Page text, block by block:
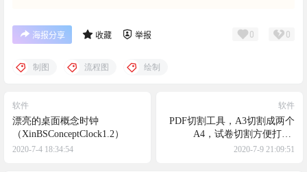
海报分享 收藏 举报 0 0
制图 流程图 绘制
软件
漂亮的桌面概念时钟
（XinBSConceptClock1.2）
2020-7-4 18:34:54
软件
PDF切割工具，A3切割成两个
A4，试卷切割方便打印-
APDFPageCut
2020-7-9 21:09:51